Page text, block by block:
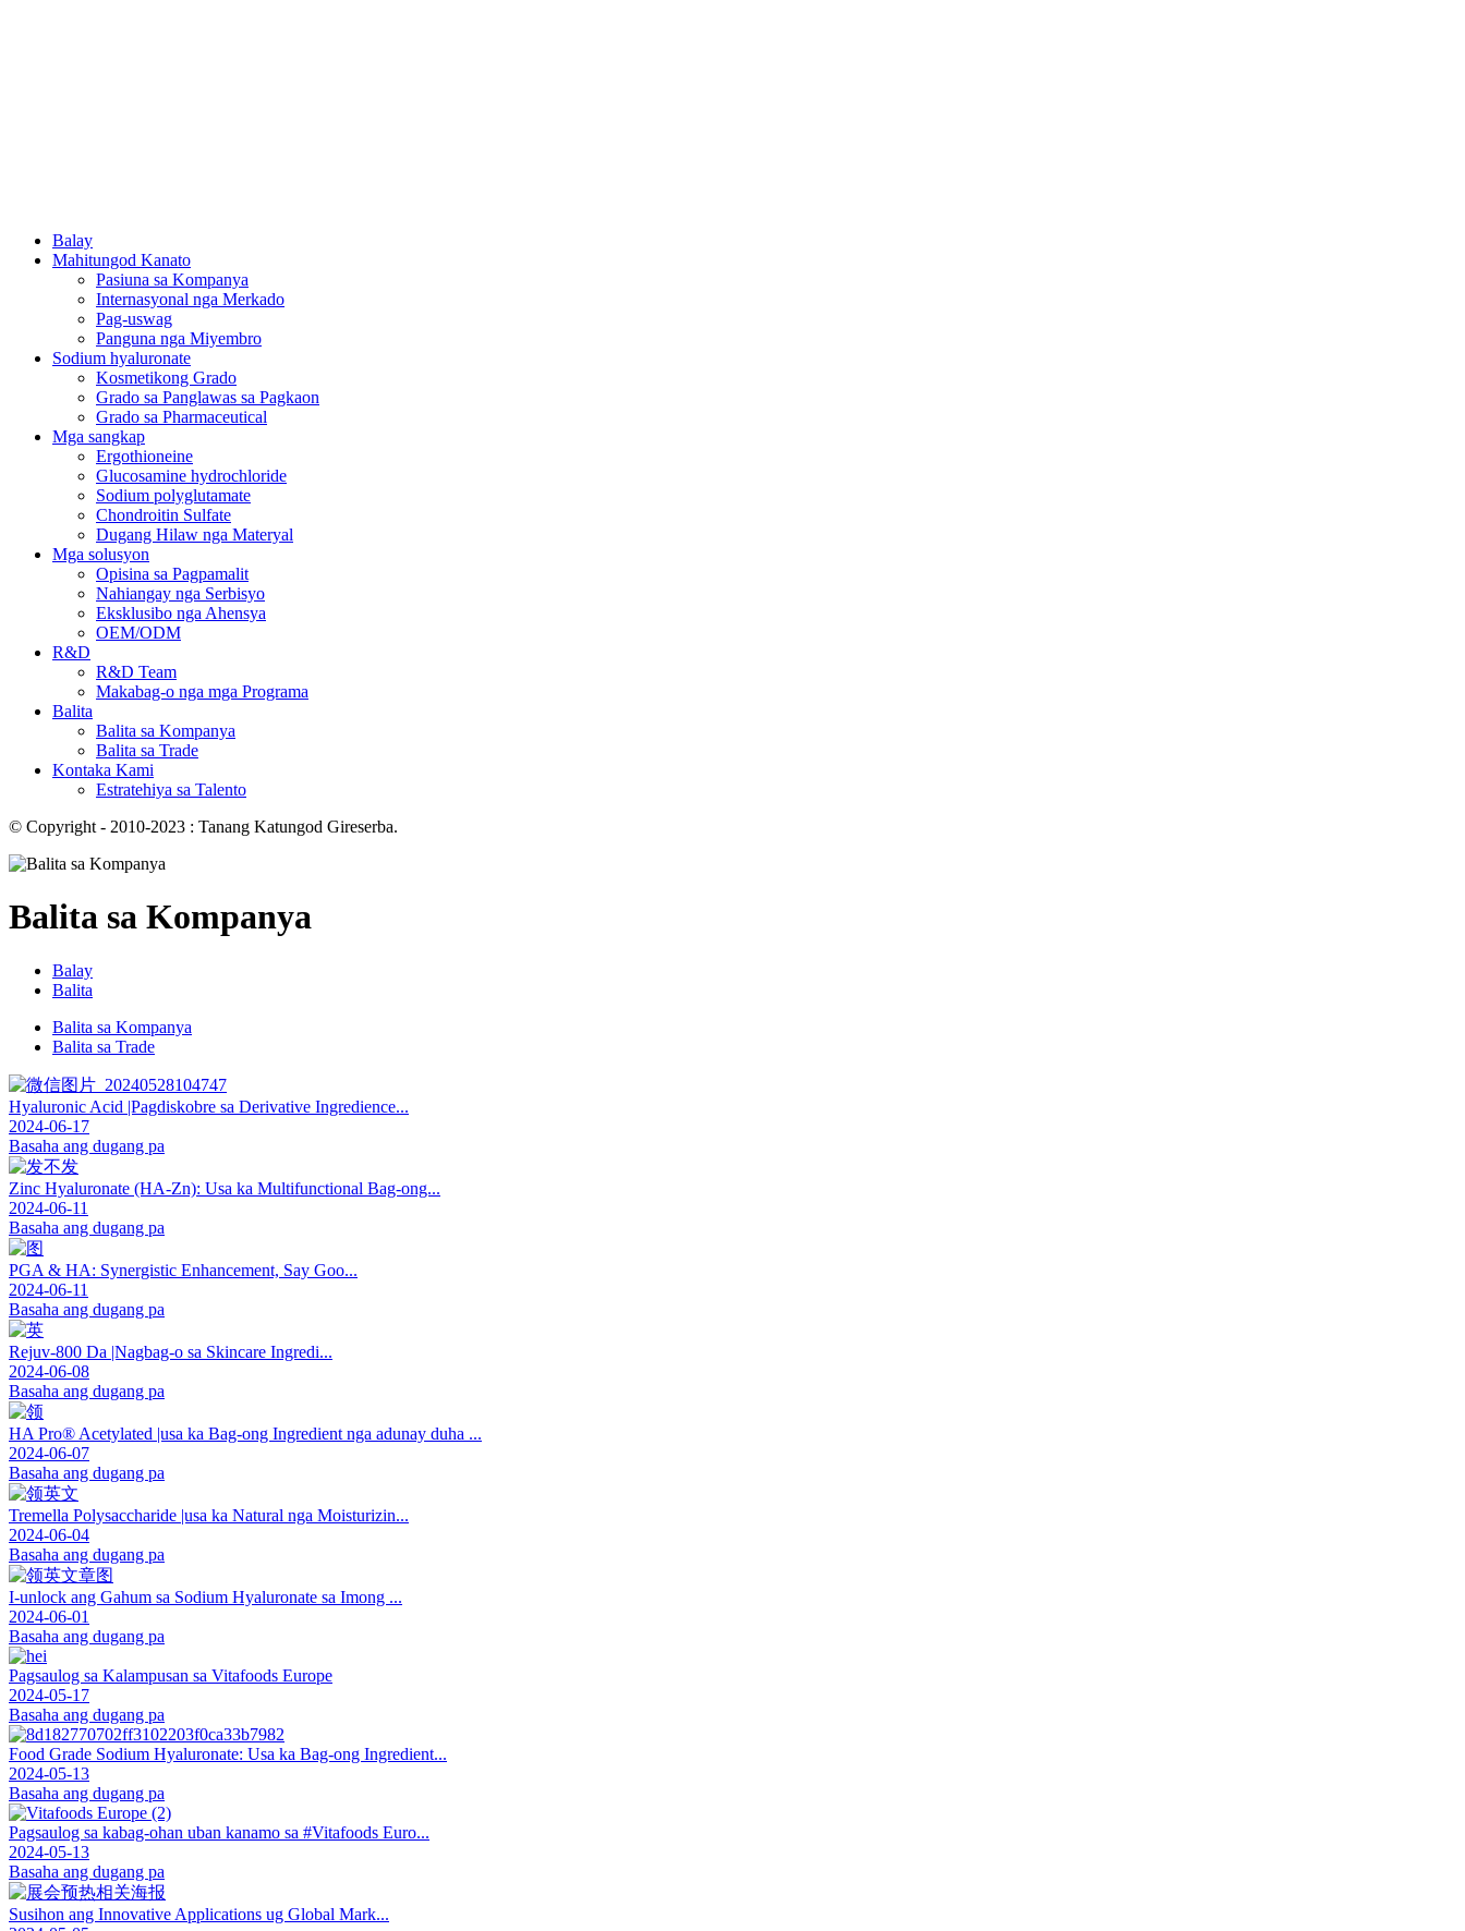
Balay
Mahitungod Kanato
Pasiuna sa Kompanya
Internasyonal nga Merkado
Pag-uswag
Panguna nga Miyembro
Sodium hyaluronate
Kosmetikong Grado
Grado sa Panglawas sa Pagkaon
Grado sa Pharmaceutical
Mga sangkap
Ergothioneine
Glucosamine hydrochloride
Sodium polyglutamate
Chondroitin Sulfate
Dugang Hilaw nga Materyal
Mga solusyon
Opisina sa Pagpamalit
Nahiangay nga Serbisyo
Eksklusibo nga Ahensya
OEM/ODM
R&D
R&D Team
Makabag-o nga mga Programa
Balita
Balita sa Kompanya
Balita sa Trade
Kontaka Kami
Estratehiya sa Talento
© Copyright - 2010-2023 : Tanang Katungod Gireserba.
Balita sa Kompanya
Balay
Balita
Balita sa Kompanya
Balita sa Trade
Hyaluronic Acid |Pagdiskobre sa Derivative Ingredience...
2024-06-17
Basaha ang dugang pa
Zinc Hyaluronate (HA-Zn): Usa ka Multifunctional Bag-ong...
2024-06-11
Basaha ang dugang pa
PGA & HA: Synergistic Enhancement, Say Goo...
2024-06-11
Basaha ang dugang pa
Rejuv-800 Da |Nagbag-o sa Skincare Ingredi...
2024-06-08
Basaha ang dugang pa
HA Pro® Acetylated |usa ka Bag-ong Ingredient nga adunay duha ...
2024-06-07
Basaha ang dugang pa
Tremella Polysaccharide |usa ka Natural nga Moisturizin...
2024-06-04
Basaha ang dugang pa
I-unlock ang Gahum sa Sodium Hyaluronate sa Imong ...
2024-06-01
Basaha ang dugang pa
Pagsaulog sa Kalampusan sa Vitafoods Europe
2024-05-17
Basaha ang dugang pa
Food Grade Sodium Hyaluronate: Usa ka Bag-ong Ingredient...
2024-05-13
Basaha ang dugang pa
Pagsaulog sa kabag-ohan uban kanamo sa #Vitafoods Euro...
2024-05-13
Basaha ang dugang pa
Susihon ang Innovative Applications ug Global Mark...